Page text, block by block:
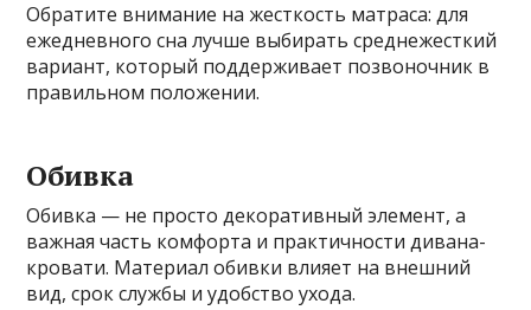
Обратите внимание на жесткость матраса: для
ежедневного сна лучше выбирать среднежесткий
вариант, который поддерживает позвоночник в
правильном положении.
Обивка
Обивка — не просто декоративный элемент, а
важная часть комфорта и практичности дивана-
кровати. Материал обивки влияет на внешний
вид, срок службы и удобство ухода.